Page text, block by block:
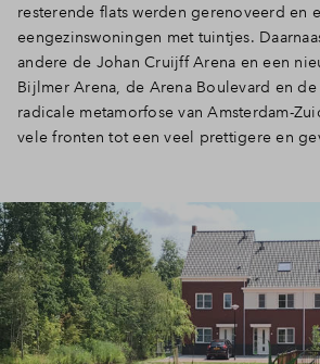
resterende flats werden gerenoveerd en
eengezinswoningen met tuintjes.
andere de Johan Cruijff Arena en een
Bijlmer Arena, de Arena Boulevard en
radicale metamorfose van Amsterdam-
vele fronten tot een veel prettigere en